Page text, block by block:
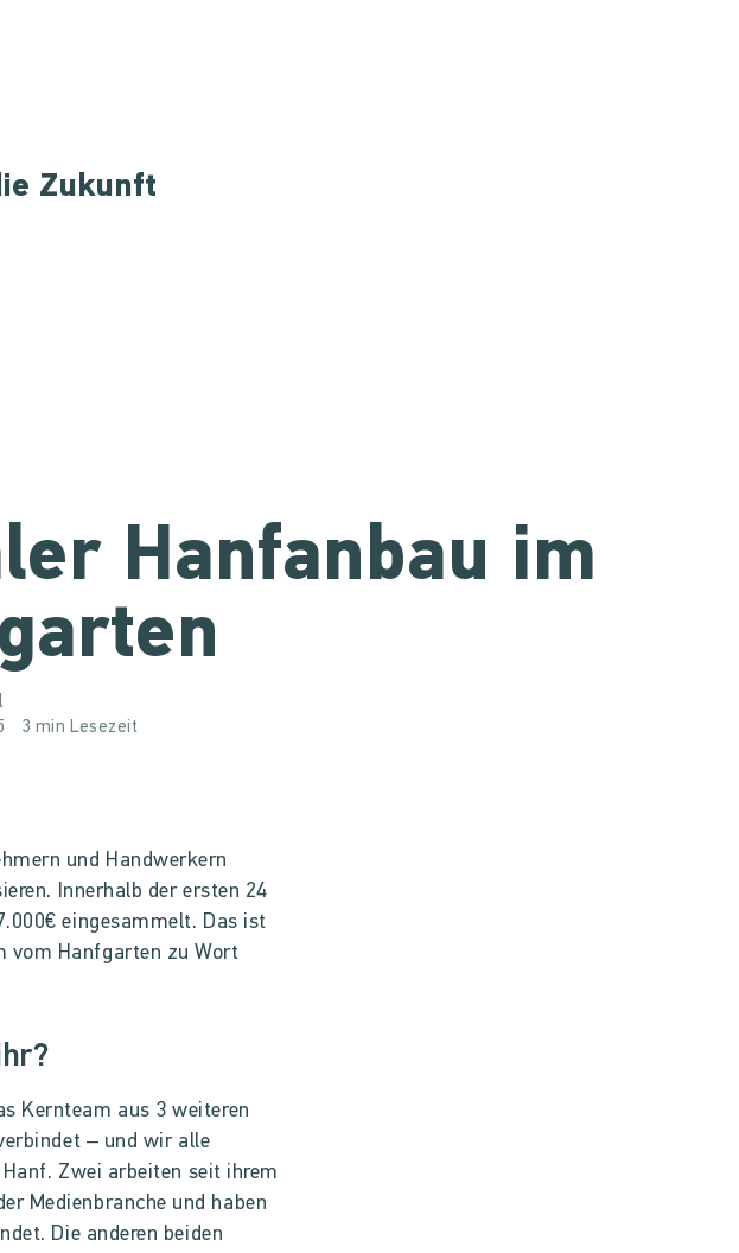
Zukunft
Hanfanbau im
3 min Lesezeit
und Handwerkern
Innerhalb der ersten 24
eingesammelt. Das ist
vom Hanfgarten zu Wort
Kernteam aus 3 weiteren
– und wir alle
Zwei arbeiten seit ihrem
Medienbranche und haben
Die anderen beiden